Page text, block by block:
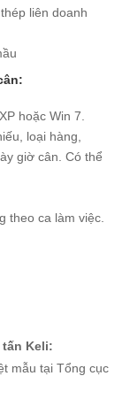
liên doanh
hoặc Win 7.
loại hàng,
giờ cân. Có thể
theo ca làm việc.
Keli:
mẫu tại Tổng cục